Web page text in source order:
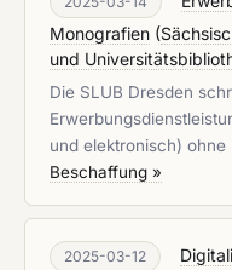
Monografien (
und
Die SLUB Dresden
und elektronisch) ohne
Beschaffung »
2025-03-12